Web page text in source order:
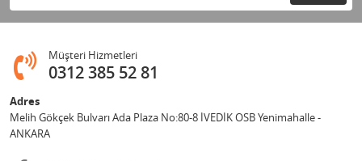
Müşteri Hizmetleri
0312 385 52 81
Adres
Melih Gökçek Bulvarı Ada Plaza No:80-8 İVEDİK OSB Yenimahalle -
ANKARA